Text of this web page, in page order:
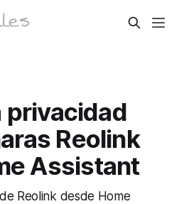
privacidad
Reolink
Assistant
Reolink desde Home